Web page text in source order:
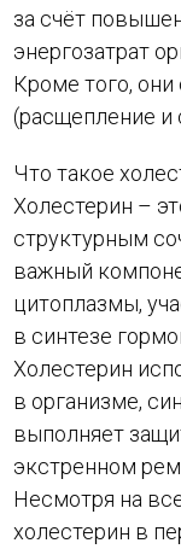
за счёт
энергозатрат
Кроме того,
(расщепление и
Что такое
Холестерин –
структурным
важный
цитоплазмы,
в синтезе
Холестерин
в организме,
выполняет
экстренном
Несмотря на
холестерин в